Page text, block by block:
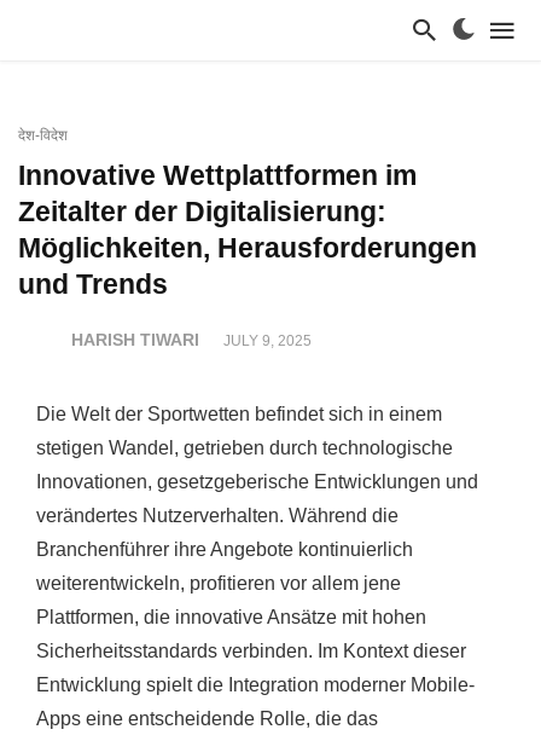
देश-विदेश
Innovative Wettplattformen im
Zeitalter der Digitalisierung:
Möglichkeiten, Herausforderungen
und Trends
HARISH TIWARI JULY 9, 2025
Die Welt der Sportwetten befindet sich in einem
stetigen Wandel, getrieben durch technologische
Innovationen, gesetzgeberische Entwicklungen und
verändertes Nutzerverhalten. Während die
Branchenführer ihre Angebote kontinuierlich
weiterentwickeln, profitieren vor allem jene
Plattformen, die innovative Ansätze mit hohen
Sicherheitsstandards verbinden. Im Kontext dieser
Entwicklung spielt die Integration moderner Mobile-
Apps eine entscheidende Rolle, die das